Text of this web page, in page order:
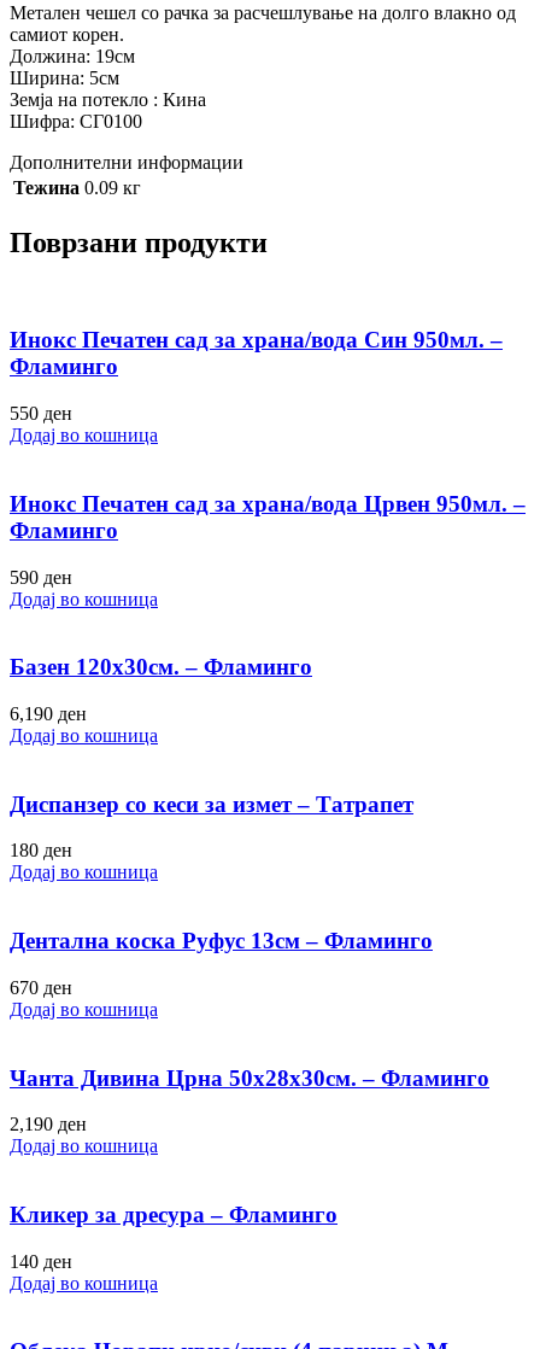
Метален чешел со рачка за расчешлување на долго влакно од
самиот корен.
Должина: 19см
Ширина: 5см
Земја на потекло : Кина
Шифра: СГ0100
Дополнителни информации
Тежина 0.09 кг
Поврзани продукти
Инокс Печатен сад за храна/вода Син 950мл. –
Фламинго
550 ден
Додај во кошница
Инокс Печатен сад за храна/вода Црвен 950мл. –
Фламинго
590 ден
Додај во кошница
Базен 120х30см. – Фламинго
6,190 ден
Додај во кошница
Диспанзер со кеси за измет – Татрапет
180 ден
Додај во кошница
Дентална коска Руфус 13см – Фламинго
670 ден
Додај во кошница
Чанта Дивина Црна 50х28х30см. – Фламинго
2,190 ден
Додај во кошница
Кликер за дресура – Фламинго
140 ден
Додај во кошница